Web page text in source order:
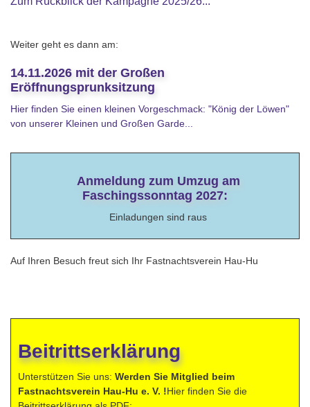
Weiter geht es dann am:
14.11.2026 mit der Großen
Eröffnungsprunksitzung
Hier finden Sie einen kleinen Vorgeschmack: "König der Löwen"
von unserer Kleinen und Großen Garde...
Anmeldung zum Umzug am
Faschingssonntag 2027:
Einladungen sind raus
Auf Ihren Besuch freut sich Ihr Fastnachtsverein Hau-Hu
Beitrittserklärung
Unterstützen Sie uns: Werden Sie Mitglied beim
Fastnachtsverein Hau-Hu e. V. !Hier finden Sie die